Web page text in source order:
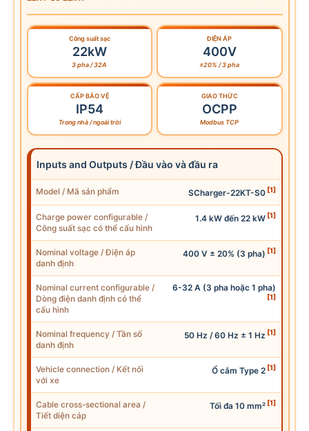
Công suất sạc
22kW
3 pha / 32A
ĐIỆN ÁP
400V
±20% / 3 pha
CẤP BẢO VỆ
IP54
Trong nhà / ngoài trời
GIAO THỨC
OCPP
Modbus TCP
Inputs and Outputs / Đầu vào và đầu ra
Model / Mã sản phẩm SCharger-22KT-S0 [1]
Charge power configurable /
Công suất sạc có thể cấu hình
1.4 kW đến 22 kW [1]
Nominal voltage / Điện áp
danh định
400 V ± 20% (3 pha) [1]
Nominal current configurable /
Dòng điện danh định có thể
cấu hình
6-32 A (3 pha hoặc 1 pha)
[1]
Nominal frequency / Tần số
danh định
50 Hz / 60 Hz ± 1 Hz [1]
Vehicle connection / Kết nối
với xe
Ổ cắm Type 2 [1]
Cable cross-sectional area /
Tiết diện cáp
Tối đa 10 mm² [1]